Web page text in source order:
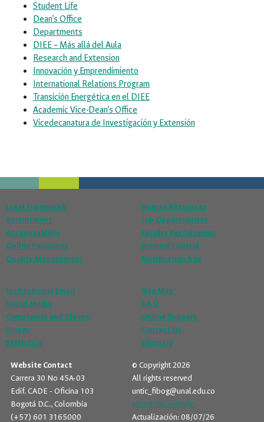
Student Life
Dean’s Office
Departments
DIEE – Más allá del Aula
Research and Extension
Innovación y Emprendimiento
International Relations Program
Transición Energética en el DIEE
Academic Vice-Dean’s Office
Vicedecanatura de Investigación y Extensión
Legal Framework
Recruitment
Accountability
Online Payments
Quality Management
Human Resources
Job Opportunities
Faculty Recruitment
Internal Control
Notification box
Institutional Email
Social Media
Complaints and Claims
Survey
Statistics
Site Map
F.A.Q
Online Support
Contact Us
Glossary
Website Contact
Carrera 30 No 45A-03
Edif. CADE - Oficina 103
Bogotá D.C., Colombia
(+57) 601 3165000
© Copyright 2026
All rights reserved
untic_fibog@unal.edu.co
About this website
Actualización: 08/07/26